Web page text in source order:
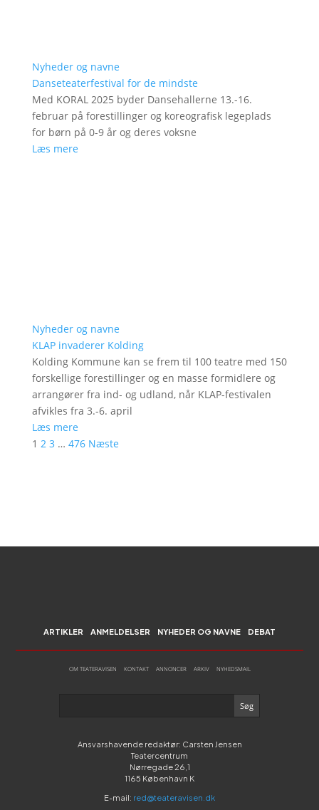
Nyheder og navne
Danseteaterfestival for de mindste
Med KORAL 2025 byder Dansehallerne 13.-16.
februar på forestillinger og koreografisk legeplads
for børn på 0-9 år og deres voksne
Læs mere
Nyheder og navne
KLAP invaderer Kolding
Kolding Kommune kan se frem til 100 teatre med 150
forskellige forestillinger og en masse formidlere og
arrangører fra ind- og udland, når KLAP-festivalen
afvikles fra 3.-6. april
Læs mere
1 2 3 … 476 Næste
ARTIKLER ANMELDELSER NYHEDER OG NAVNE DEBAT
OM TEATERAVISEN KONTAKT ANNONCER ARKIV NYHEDSMAIL
Ansvarshavende redaktør: Carsten Jensen
Teatercentrum
Nørregade 26,1
1165 København K
E-mail: red@teateravisen.dk